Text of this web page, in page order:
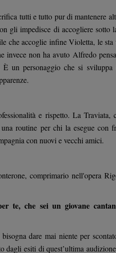
tutti e tutto pur di mantenere
gli impedisce di accogliere sotto
che accoglie infine Violetta, le
invece non ha avuto Alfredo
È un personaggio che si
e rispetto. La Traviata,
routine per chi la esegue con
con nuovi e vecchi amici.
comprimario nell'opera
te, che sei un giovane
dare mai niente per
dagli esiti di quest’ultima